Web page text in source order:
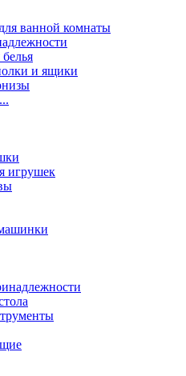
ванной комнаты
и ящики
игрушек